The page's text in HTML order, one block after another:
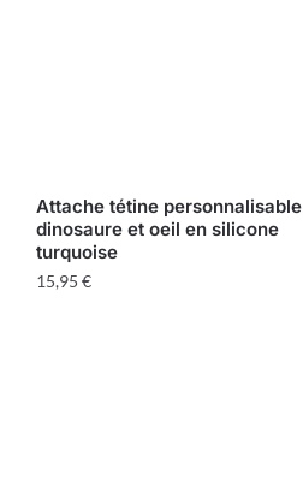
Attache tétine personnalisable
dinosaure et oeil en silicone
turquoise
15,95 €